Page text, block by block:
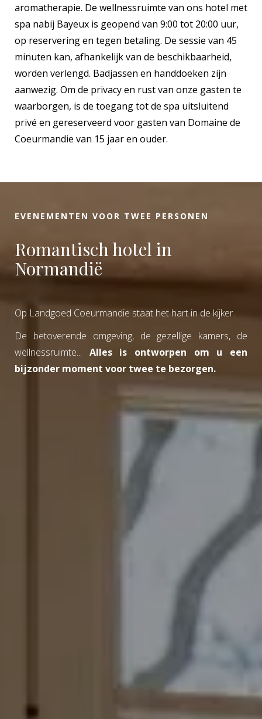
aromatherapie. De wellnessruimte van ons hotel met
spa nabij Bayeux is geopend van 9:00 tot 20:00 uur,
op reservering en tegen betaling. De sessie van 45
minuten kan, afhankelijk van de beschikbaarheid,
worden verlengd. Badjassen en handdoeken zijn
aanwezig. Om de privacy en rust van onze gasten te
waarborgen, is de toegang tot de spa uitsluitend
privé en gereserveerd voor gasten van Domaine de
Coeurmandie van 15 jaar en ouder.
EVENEMENTEN VOOR TWEE PERSONEN
Romantisch hotel in
Normandië
Op Landgoed Coeurmandie staat het hart in de kijker.
De betoverende omgeving, de gezellige kamers, de
wellnessruimte... Alles is ontworpen om u een
bijzonder moment voor twee te bezorgen.